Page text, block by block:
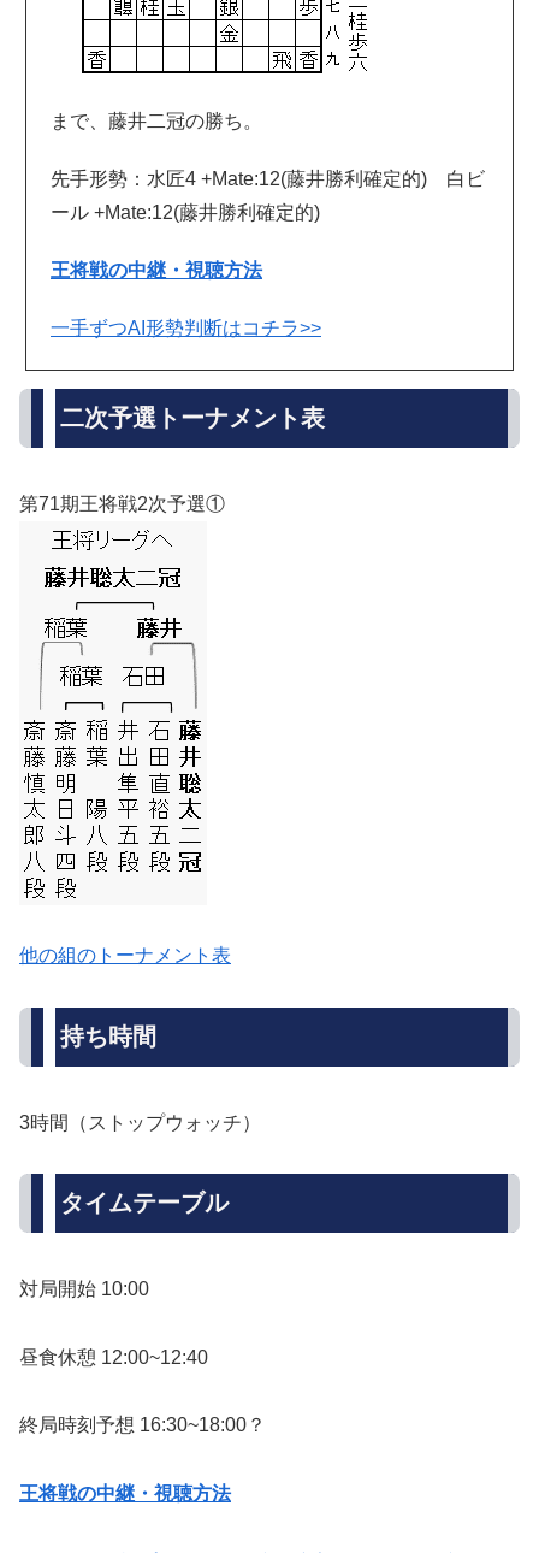
まで、藤井二冠の勝ち。
先手形勢：水匠4 +Mate:12(藤井勝利確定的) 白ビ
ール +Mate:12(藤井勝利確定的)
王将戦の中継・視聴方法
一手ずつAI形勢判断はコチラ>>
二次予選トーナメント表
第71期王将戦2次予選①
他の組のトーナメント表
持ち時間
3時間（ストップウォッチ）
タイムテーブル
対局開始 10:00
昼食休憩 12:00~12:40
終局時刻予想 16:30~18:00？
王将戦の中継・視聴方法